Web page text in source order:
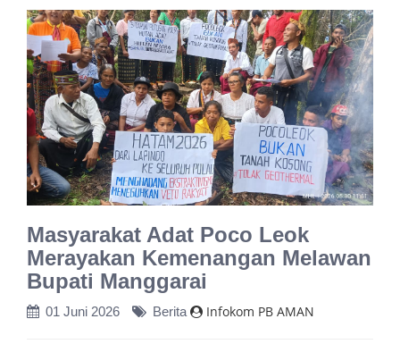
Masyarakat Adat Poco Leok
Merayakan Kemenangan Melawan
Bupati Manggarai
01 Juni 2026 Berita Infokom PB AMAN